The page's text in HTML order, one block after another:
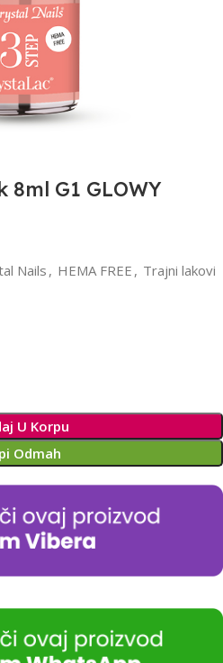
8ml G1 GLOWY
Nails, HEMA FREE , Trajni lakovi
U Korpu
Odmah